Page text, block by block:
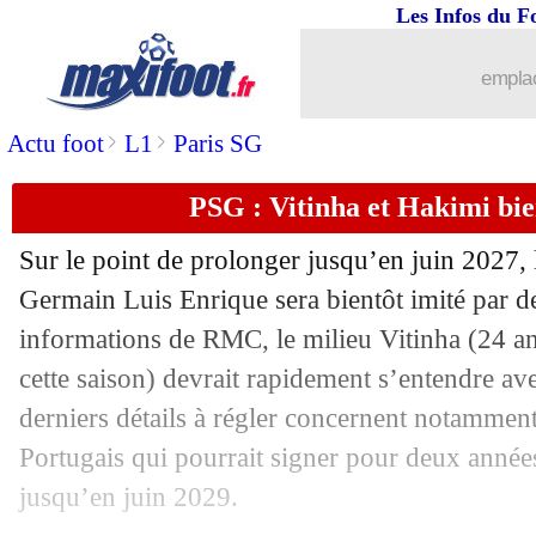
Actu foot> L1 > Paris SG
Les Infos du
PSG : Vitinha et Hakimi
Sur le point de prolonger jusqu’en juin 2027,
Germain Luis Enrique sera bientôt imité par
informations de RMC, le milieu Vitinha (24
cette saison) devrait rapidement s’entendre
derniers détails à régler concernent
Portugais qui pourrait signer pour deux
jusqu’en juin 2029.
Esp.: Bilbao torpille l'Espanyol
19/10 L2
19/10 Ang.: Tottenham corrige West Ham
19/10 Uruguay : Cavani n'a jamais parlé
19/10 Barça: Yamal, Flick remercie De la
19/10 Côme: Varane intègre la direction
19/10 Angleterre: Tuchel, Eberl blague sur
19/10 PSG: Cavani revient sur son départ